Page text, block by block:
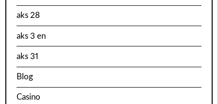
aks 28
aks 3 en
aks 31
Blog
Casino